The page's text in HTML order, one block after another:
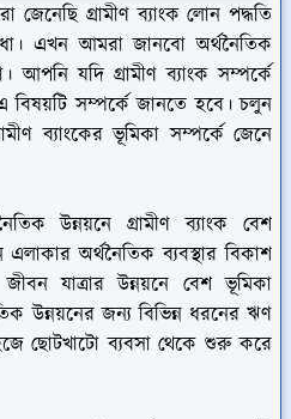
জেনেছি গ্রামীণ ব্যাংক লোন পদ্ধতি
এখন আমরা জানবো অর্থনৈতিক
আপনি যদি গ্রামীণ ব্যাংক সম্পর্কে
সম্পর্কে জানতে হবে। চলুন
ব্যাংকের ভূমিকা সম্পর্কে জেনে
উন্নয়নে গ্রামীণ ব্যাংক বেশ
এলাকার অর্থনৈতিক ব্যবস্থার বিকাশ
যাত্রার উন্নয়নে বেশ ভূমিকা
উন্নয়নের জন্য বিভিন্ন ধরনের ঋণ
ছোটখাটো ব্যবসা থেকে শুরু করে